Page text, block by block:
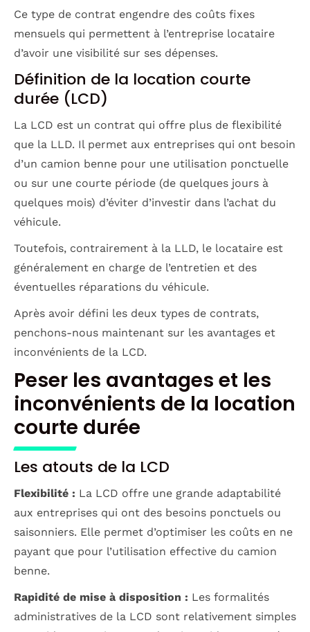
Ce type de contrat engendre des coûts fixes
mensuels qui permettent à l’entreprise locataire
d’avoir une visibilité sur ses dépenses.
Définition de la location courte
durée (LCD)
La LCD est un contrat qui offre plus de flexibilité
que la LLD. Il permet aux entreprises qui ont besoin
d’un camion benne pour une utilisation ponctuelle
ou sur une courte période (de quelques jours à
quelques mois) d’éviter d’investir dans l’achat du
véhicule.
Toutefois, contrairement à la LLD, le locataire est
généralement en charge de l’entretien et des
éventuelles réparations du véhicule.
Après avoir défini les deux types de contrats,
penchons-nous maintenant sur les avantages et
inconvénients de la LCD.
Peser les avantages et les
inconvénients de la location
courte durée
Les atouts de la LCD
Flexibilité : La LCD offre une grande adaptabilité
aux entreprises qui ont des besoins ponctuels ou
saisonniers. Elle permet d’optimiser les coûts en ne
payant que pour l’utilisation effective du camion
benne.
Rapidité de mise à disposition : Les formalités
administratives de la LCD sont relativement simples